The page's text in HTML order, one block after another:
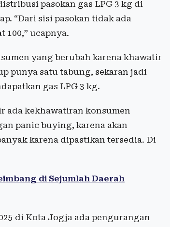
pasokan gas LPG 3 kg di
“Dari sisi pasokan tidak ada
100,” ucapnya.
yang berubah karena khawatir
punya satu tabung, sekaran jadi
gas LPG 3 kg.
ada kekhawatiran konsumen
panic buying, karena akan
karena dipastikan tersedia. Di
di Sejumlah Daerah
di Kota Jogja ada pengurangan